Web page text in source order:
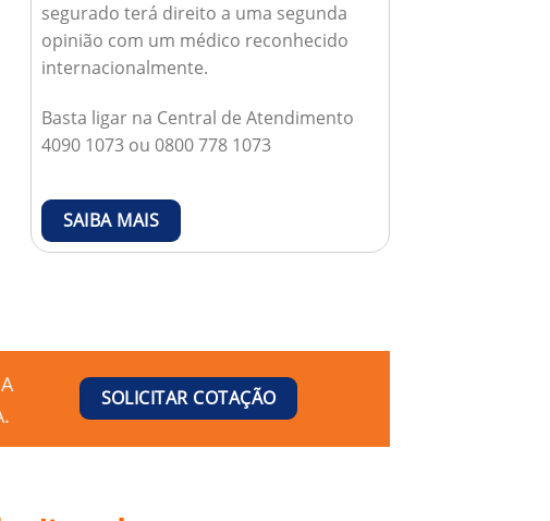
segurado terá direito a uma segunda
opinião com um médico reconhecido
internacionalmente.
Basta ligar na Central de Atendimento
4090 1073 ou 0800 778 1073
SAIBA MAIS
SOLICITAR COTAÇÃO